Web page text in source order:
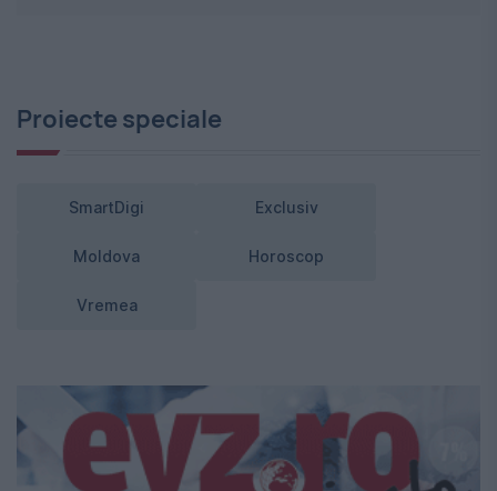
Proiecte speciale
SmartDigi Exclusiv
Moldova Horoscop
Vremea